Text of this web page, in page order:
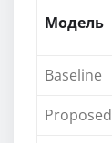
Модель
Baseline
Proposed